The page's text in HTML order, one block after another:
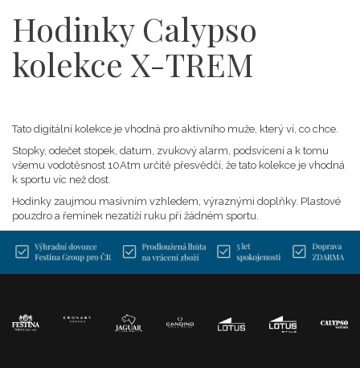
Hodinky Calypso
kolekce X-TREM
Tato digitální kolekce je vhodná pro aktívního muže, který ví, co chce.
Stopky, odečet stopek, datum, zvukový alarm, podsvícení a k tomu
všemu vodotěsnost 10Atm určitě přesvědčí, že tato kolekce je vhodná
k sportu víc než dost.
Hodinky zaujmou masívním vzhledem, výraznými doplňky. Plastové
pouzdro a řemínek nezatíží ruku při žádném sportu.